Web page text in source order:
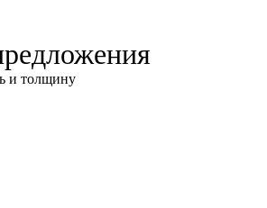
и толщину